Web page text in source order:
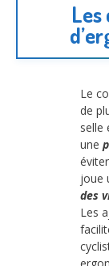
Le
de
selle
une
joue
des
Les